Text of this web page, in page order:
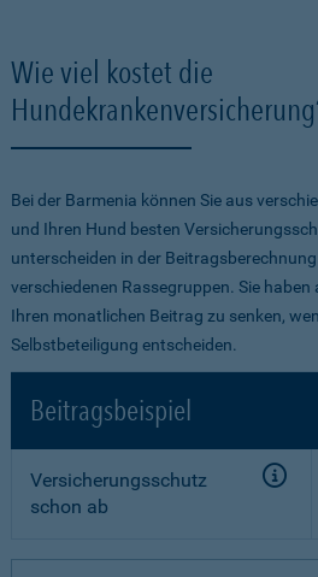
Wie viel kostet die
Bei der Barmenia können Sie aus
und Ihren Hund besten
unterscheiden in der
verschiedenen Rassegruppen. Sie
Ihren monatlichen Beitrag zu senken,
Selbstbeteiligung entscheiden.
Beitragsbeispiel
Versicherungsschutz
schon ab